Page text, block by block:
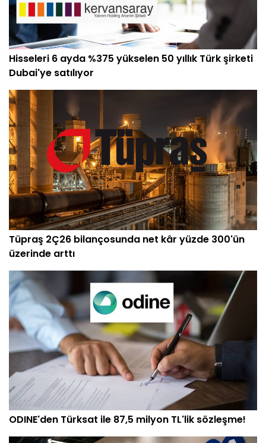
Hisseleri 6 ayda %375 yükselen 50 yıllık Türk şirketi
Dubai'ye satılıyor
Tüpraş 2Ç26 bilançosunda net kâr yüzde 300'ün
üzerinde arttı
ODINE'den Türksat ile 87,5 milyon TL'lik sözleşme!